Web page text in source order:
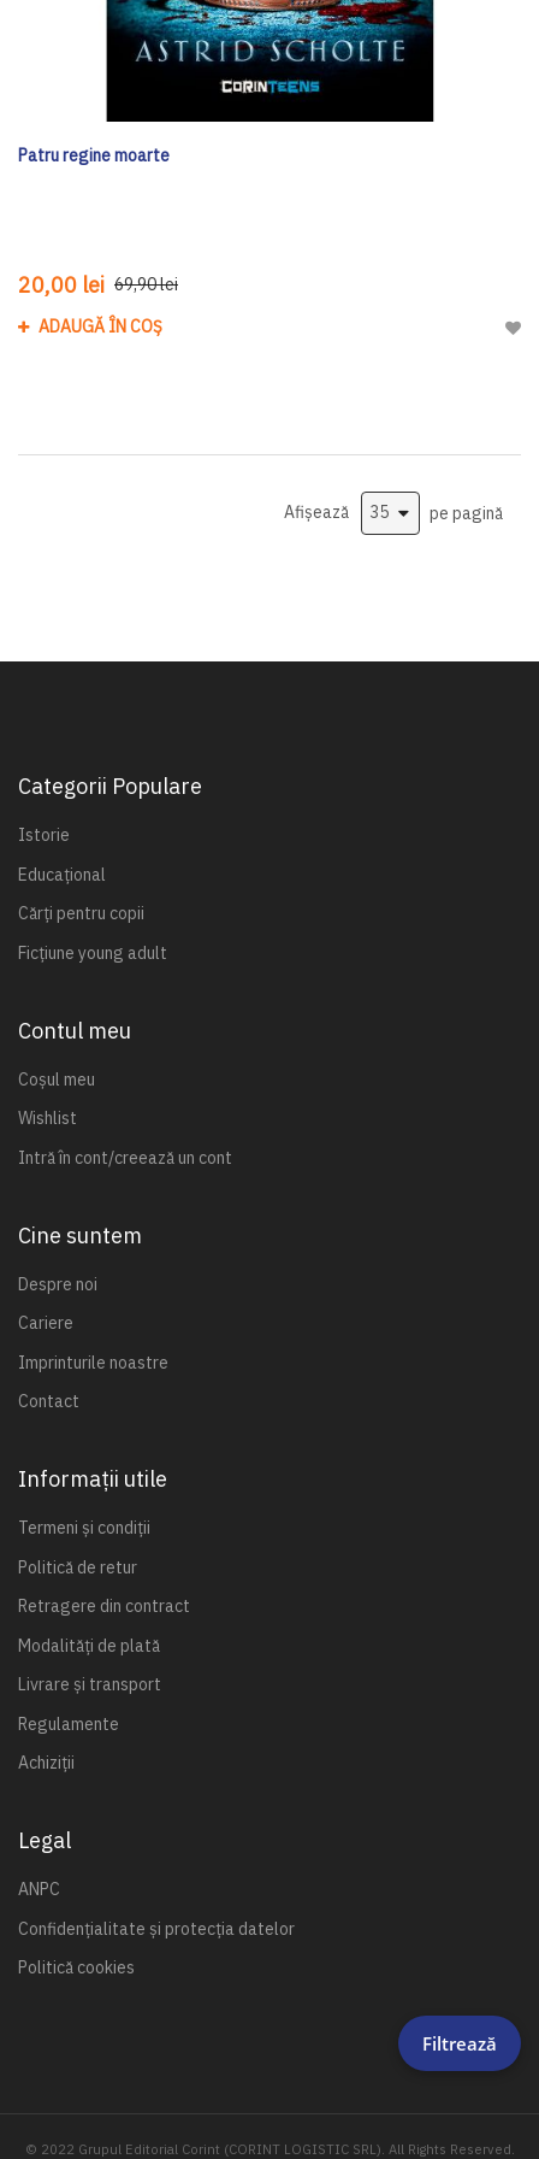
Patru regine moarte
20,00 lei 69,90 lei
ADAUGĂ ÎN COȘ
Afișează pe pagină
Categorii Populare
Istorie
Educațional
Cărți pentru copii
Ficțiune young adult
Contul meu
Coșul meu
Wishlist
Intră în cont/creează un cont
Cine suntem
Despre noi
Cariere
Imprinturile noastre
Contact
Informații utile
Termeni și condiții
Politică de retur
Retragere din contract
Modalități de plată
Livrare și transport
Regulamente
Achiziții
Legal
ANPC
Confidențialitate și protecția datelor
Politică cookies
© 2022 Grupul Editorial Corint (CORINT LOGISTIC SRL). All Rights Reserved.
Filtrează